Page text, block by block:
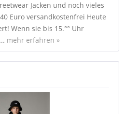
Jacken und noch vieles
Euro versandkostenfrei Heute
Wenn sie bis 15.°° Uhr
mehr erfahren »